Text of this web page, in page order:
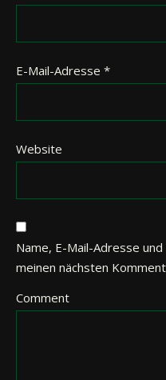
E-Mail-Adresse *
Website
Name, E-Mail-Adresse
meinen nächsten
Comment